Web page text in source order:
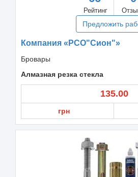
Рейтинг
Предложить
Компания «РСО"Сион"»
Бровары
Алмазная резка стекла
135.00
грн